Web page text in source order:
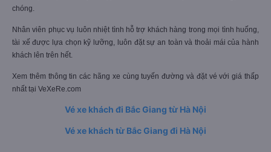
hình cỡ lớn LED 21 inches và khăn lạnh, nước suối miễn phí.
Các ghế ngồi được thiết kế trượt ngã bằng các nút điều chỉnh, hành khách
có thể lựa chọn tư thế phù hợp và thoải mái nhất một cách dễ dàng, nhanh
chóng.
Nhân viên phục vụ luôn nhiệt tình hỗ trợ khách hàng trong mọi tình huống,
tài xế được lựa chọn kỹ lưỡng, luôn đặt sự an toàn và thoải mái của hành
nhất tại VeXeRe.com